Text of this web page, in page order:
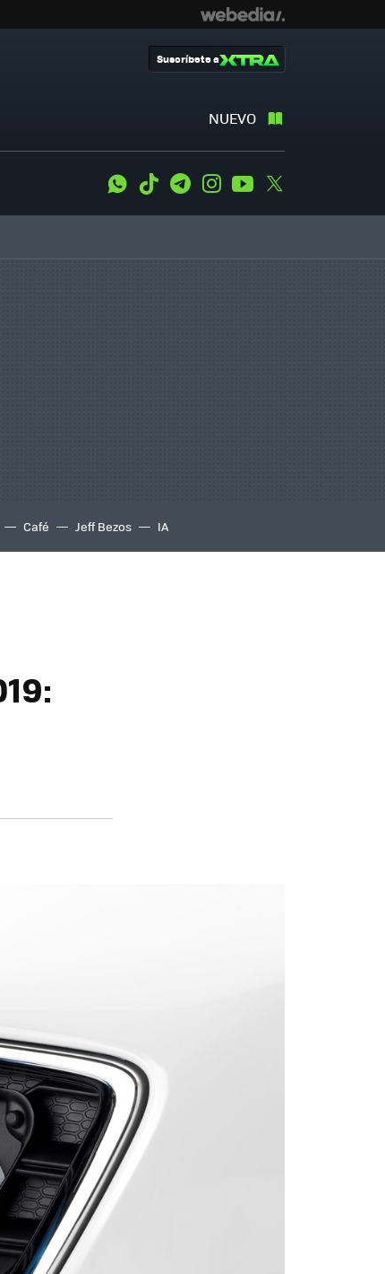
NUEVO
Suscríbete a
WhatsApp
Tiktok TelegramInstagramYoutube
Café Jeff Bezos IA